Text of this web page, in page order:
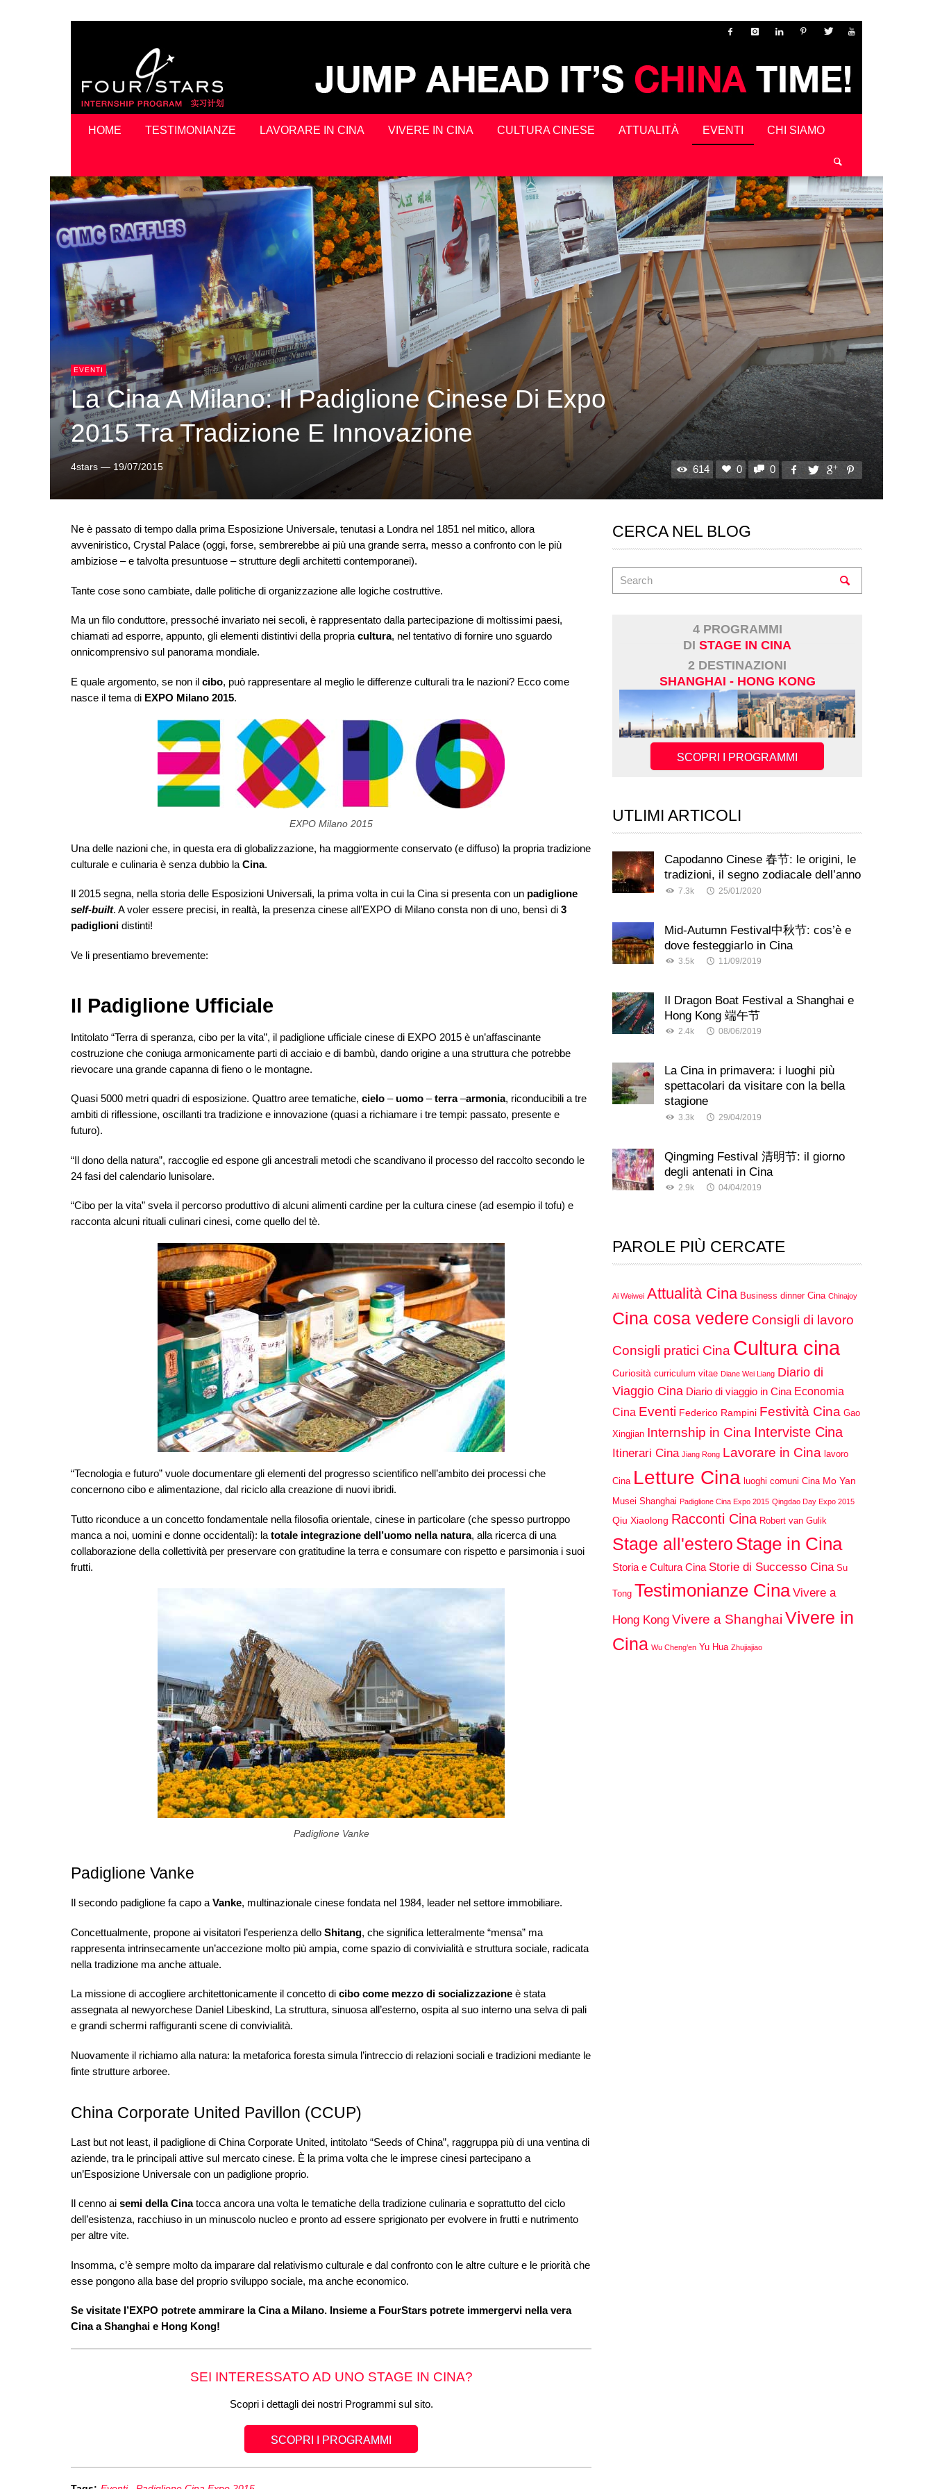
HOME TESTIMONIANZE LAVORARE IN CINA VIVERE IN CINA CULTURA CINESE ATTUALITÀ EVENTI CHI SIAMO
EVENTI
La Cina A Milano: Il Padiglione Cinese Di Expo
2015 Tra Tradizione E Innovazione
4stars — 19/07/2015 614 0 0
Ne è passato di tempo dalla prima Esposizione Universale, tenutasi a Londra nel 1851 nel mitico, allora
avveniristico, Crystal Palace (oggi, forse, sembrerebbe ai più una grande serra, messo a confronto con le più
ambiziose – e talvolta presuntuose – strutture degli architetti contemporanei).
Tante cose sono cambiate, dalle politiche di organizzazione alle logiche costruttive.
Ma un filo conduttore, pressoché invariato nei secoli, è rappresentato dalla partecipazione di moltissimi paesi,
chiamati ad esporre, appunto, gli elementi distintivi della propria cultura, nel tentativo di fornire uno sguardo
onnicomprensivo sul panorama mondiale.
E quale argomento, se non il cibo, può rappresentare al meglio le differenze culturali tra le nazioni? Ecco come
nasce il tema di EXPO Milano 2015.
EXPO Milano 2015
Una delle nazioni che, in questa era di globalizzazione, ha maggiormente conservato (e diffuso) la propria tradizione
culturale e culinaria è senza dubbio la Cina.
Il 2015 segna, nella storia delle Esposizioni Universali, la prima volta in cui la Cina si presenta con un padiglione
self-built. A voler essere precisi, in realtà, la presenza cinese all’EXPO di Milano consta non di uno, bensì di 3
padiglioni distinti!
Ve li presentiamo brevemente:
Il Padiglione Ufficiale
Intitolato “Terra di speranza, cibo per la vita”, il padiglione ufficiale cinese di EXPO 2015 è un’affascinante
costruzione che coniuga armonicamente parti di acciaio e di bambù, dando origine a una struttura che potrebbe
rievocare una grande capanna di fieno o le montagne.
Quasi 5000 metri quadri di esposizione. Quattro aree tematiche, cielo – uomo –terra–armonia, riconducibili a tre
ambiti di riflessione, oscillanti tra tradizione e innovazione (quasi a richiamare i tre tempi: passato, presente e
futuro).
“Il dono della natura”, raccoglie ed espone gli ancestrali metodi che scandivano il processo del raccolto secondo le
24 fasi del calendario lunisolare.
“Cibo per la vita” svela il percorso produttivo di alcuni alimenti cardine per la cultura cinese (ad esempio il tofu) e
racconta alcuni rituali culinari cinesi, come quello del tè.
“Tecnologia e futuro” vuole documentare gli elementi del progresso scientifico nell’ambito dei processi che
concernono cibo e alimentazione, dal riciclo alla creazione di nuovi ibridi.
Tutto riconduce a un concetto fondamentale nella filosofia orientale, cinese in particolare (che spesso purtroppo
manca a noi, uomini e donne occidentali): la totale integrazione dell’uomo nella natura, alla ricerca di una
collaborazione della collettività per preservare con gratitudine la terra e consumare con rispetto e parsimonia i suoi
frutti.
Padiglione Vanke
Padiglione Vanke
Il secondo padiglione fa capo a Vanke, multinazionale cinese fondata nel 1984, leader nel settore immobiliare.
Concettualmente, propone ai visitatori l’esperienza dello Shitang, che significa letteralmente “mensa” ma
rappresenta intrinsecamente un’accezione molto più ampia, come spazio di convivialità e struttura sociale, radicata
nella tradizione ma anche attuale.
La missione di accogliere architettonicamente il concetto di cibo come mezzo di socializzazione è stata
assegnata al newyorchese Daniel Libeskind, La struttura, sinuosa all’esterno, ospita al suo interno una selva di pali
e grandi schermi raffiguranti scene di convivialità.
Nuovamente il richiamo alla natura: la metaforica foresta simula l’intreccio di relazioni sociali e tradizioni mediante le
finte strutture arboree.
China Corporate United Pavillon (CCUP)
Last but not least, il padiglione di China Corporate United, intitolato “Seeds of China”, raggruppa più di una ventina di
aziende, tra le principali attive sul mercato cinese. È la prima volta che le imprese cinesi partecipano a
un’Esposizione Universale con un padiglione proprio.
Il cenno ai semi della Cinatocca ancora una volta le tematiche della tradizione culinaria e soprattutto del ciclo
dell’esistenza, racchiuso in un minuscolo nucleo e pronto ad essere sprigionato per evolvere in frutti e nutrimento
per altre vite.
Insomma, c’è sempre molto da imparare dal relativismo culturale e dal confronto con le altre culture e le priorità che
esse pongono alla base del proprio sviluppo sociale, ma anche economico.
Se visitate l’EXPO potrete ammirare la Cina a Milano. Insieme a FourStars potrete immergervi nella vera
Cina a Shanghai e Hong Kong!
SEI INTERESSATO AD UNO STAGE IN CINA?
Scopri i dettagli dei nostri Programmi sul sito.
SCOPRI I PROGRAMMI
CERCA NEL BLOG
4 PROGRAMMI
DI STAGE IN CINA
2 DESTINAZIONI
SHANGHAI - HONG KONG
SCOPRI I PROGRAMMI
UTLIMI ARTICOLI
Capodanno Cinese 春节: le origini, le
tradizioni, il segno zodiacale dell’anno
7.3k 25/01/2020
Mid-Autumn Festival中秋节: cos’è e
dove festeggiarlo in Cina
3.5k 11/09/2019
Il Dragon Boat Festival a Shanghai e
Hong Kong 端午节
2.4k 08/06/2019
La Cina in primavera: i luoghi più
spettacolari da visitare con la bella
stagione
3.3k 29/04/2019
Qingming Festival 清明节: il giorno
degli antenati in Cina
2.9k 04/04/2019
PAROLE PIÙ CERCATE
Ai Weiwei Attualità Cina Business dinner Cina Chinajoy
Cina cosa vedere Consigli di lavoro
Consigli pratici Cina Cultura cina
Curiosità curriculum vitae Diane Wei Liang Diario di
Viaggio Cina Diario di viaggio in Cina Economia
Cina Eventi Federico Rampini Festività Cina Gao
Xingjian Internship in Cina Interviste Cina
Itinerari Cina Jiang Rong Lavorare in Cina lavoro
Cina Letture Cina luoghi comuni Cina Mo Yan
Musei Shanghai Padiglione Cina Expo 2015 Qingdao Day Expo 2015
Qiu Xiaolong Racconti Cina Robert van Gulik
Stage all'estero Stage in Cina
Storia e Cultura Cina Storie di Successo Cina Su
Tong Testimonianze Cina Vivere a
Hong Kong Vivere a Shanghai Vivere in
Cina Wu Cheng’en Yu Hua Zhujiajiao